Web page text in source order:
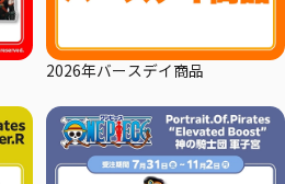
2026年バースデイ商品